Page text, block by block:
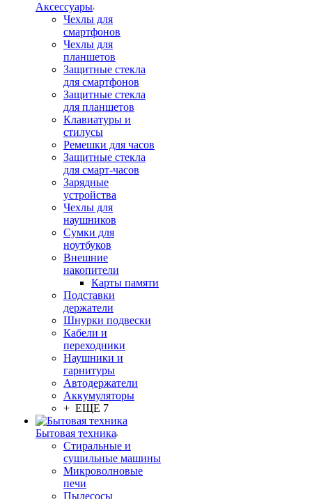
Аксессуары
Чехлы для
смартфонов
Чехлы для
планшетов
Защитные стекла
для смартфонов
Защитные стекла
для планшетов
Клавиатуры и
стилусы
Ремешки для часов
Защитные стекла
для смарт-часов
Зарядные
устройства
Чехлы для
наушников
Сумки для
ноутбуков
Внешние
накопители
Карты памяти
Подставки
держатели
Шнурки подвески
Кабели и
переходники
Наушники и
гарнитуры
Автодержатели
Аккумуляторы
+ ЕЩЕ 7
Бытовая техника
Стиральные и
сушильные машины
Микроволновые
печи
Пылесосы